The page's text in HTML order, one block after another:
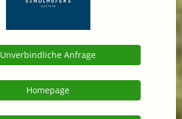
Unverbindliche Anfrage
Homepage